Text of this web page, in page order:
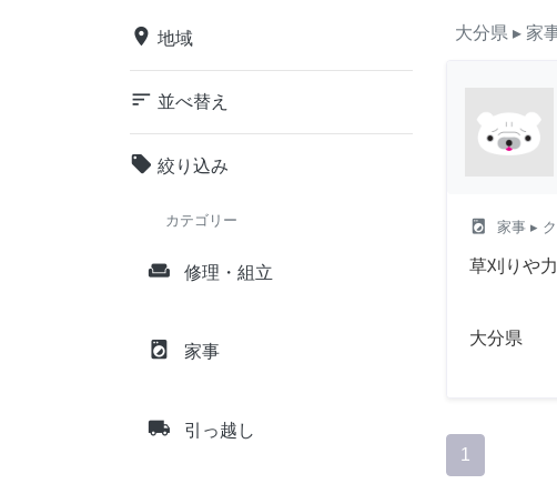
place 地域
sort 並べ替え
local_offer 絞り込み
カテゴリー
weekend 修理・組立
local_laundry_service 家事
local_shipping 引っ越し
大分県 ▸ 家
local_laundry_service 家事 ▸
草刈りや
大分県
1